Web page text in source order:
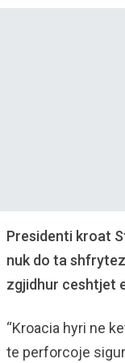
Presidenti kroat
nuk do ta
zgjidhur ceshtjet
“Kroacia hyri ne
te perforcoje